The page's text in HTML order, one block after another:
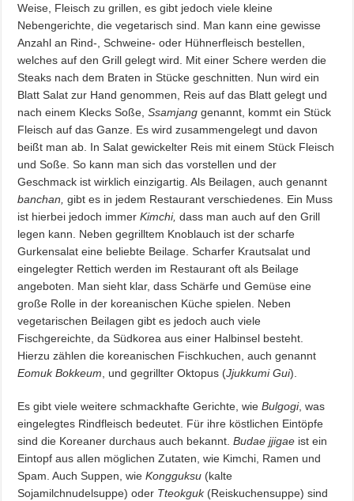
Weise, Fleisch zu grillen, es gibt jedoch viele kleine
Nebengerichte, die vegetarisch sind. Man kann eine gewisse
Anzahl an Rind-, Schweine- oder Hühnerfleisch bestellen,
welches auf den Grill gelegt wird. Mit einer Schere werden die
Steaks nach dem Braten in Stücke geschnitten. Nun wird ein
Blatt Salat zur Hand genommen, Reis auf das Blatt gelegt und
nach einem Klecks Soße,Ssamjanggenannt, kommt ein Stück
Fleisch auf das Ganze. Es wird zusammengelegt und davon
beißt man ab. In Salat gewickelter Reis mit einem Stück Fleisch
und Soße. So kann man sich das vorstellen und der
Geschmack ist wirklich einzigartig. Als Beilagen, auch genannt
banchan, gibt es in jedem Restaurant verschiedenes. Ein Muss
ist hierbei jedoch immerKimchi, dass man auch auf den Grill
legen kann. Neben gegrilltem Knoblauch ist der scharfe
Gurkensalat eine beliebte Beilage. Scharfer Krautsalat und
eingelegter Rettich werden im Restaurant oft als Beilage
angeboten. Man sieht klar, dass Schärfe und Gemüse eine
große Rolle in der koreanischen Küche spielen. Neben
vegetarischen Beilagen gibt es jedoch auch viele
Fischgereichte, da Südkorea aus einer Halbinsel besteht.
Hierzu zählen die koreanischen Fischkuchen, auch genannt
Eomuk Bokkeum , und gegrillter Oktopus (Jjukkumi Gui).
Es gibt viele weitere schmackhafte Gerichte, wieBulgogi, was
eingelegtes Rindfleisch bedeutet. Für ihre köstlichen Eintöpfe
sind die Koreaner durchaus auch bekannt.Budae jjigae ist ein
Eintopf aus allen möglichen Zutaten, wie Kimchi, Ramen und
Spam. Auch Suppen, wieKongguksu (kalte
Sojamilchnudelsuppe) oder Tteokguk(Reiskuchensuppe) sind